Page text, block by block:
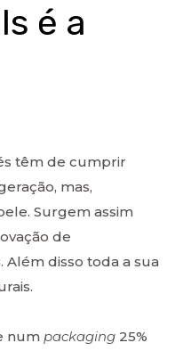
é a
têm de cumprir
mas,
Surgem assim
de
disso toda a sua
num packaging 25%